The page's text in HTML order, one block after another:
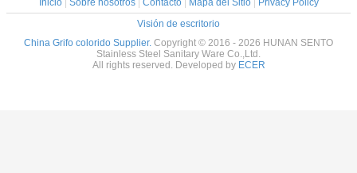
Inicio| Sobre nosotros| Contacto| Mapa del Sitio|
Privacy Policy
Visión de escritorio
China Grifo colorido Supplier. Copyright © 2016 - 2026 HUNAN SENTO
Stainless Steel Sanitary Ware Co.,Ltd.
All rights reserved. Developed by ECER